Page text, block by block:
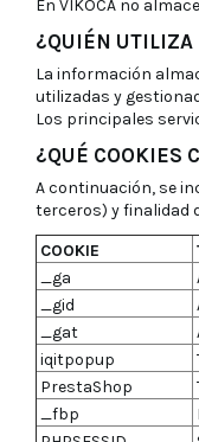
En VIKOCA no
¿QUIÉN UTILIZA
La información
utilizadas y
Los principales
¿QUÉ COOKIES
A continuación, se
terceros) y finalidad
COOKIE
_ga
_gid
_gat
iqitpopup
PrestaShop
_fbp